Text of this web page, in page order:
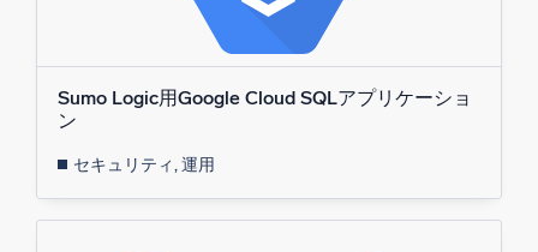
Sumo Logic用Google Cloud SQLアプリケーショ
ン
セキュリティ, 運用